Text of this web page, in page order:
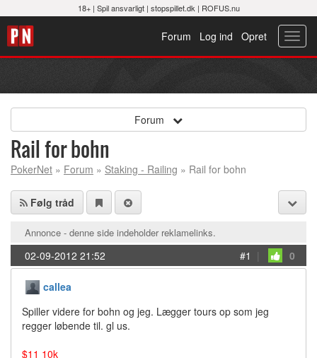
18+ | Spil ansvarligt| stopspillet.dk | ROFUS.nu
Opret
Log ind
Forum
Forum
Rail for bohn
PokerNet » Forum » Staking - Railing » Rail for bohn
Følg tråd
Annonce - denne side indeholder reklamelinks.
02-09-2012 21:52 #1 | 0
callea
Spiller videre for bohn og jeg. Lægger tours op som jeg
regger løbende til. gl us.
$11 10k